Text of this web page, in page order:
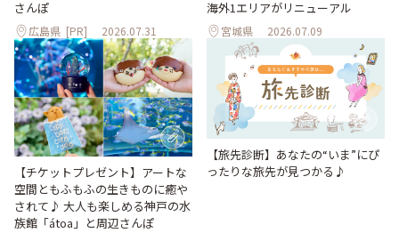
さんぽ
広島県 [PR] 2026.07.31
海外1エリアがリニューアル
宮城県 2026.07.09
【チケットプレゼント】アートな
空間ともふもふの生きものに癒や
されて♪ 大人も楽しめる神戸の水
族館「átoa」と周辺さんぽ
【旅先診断】あなたの“いま”にぴ
ったりな旅先が見つかる♪